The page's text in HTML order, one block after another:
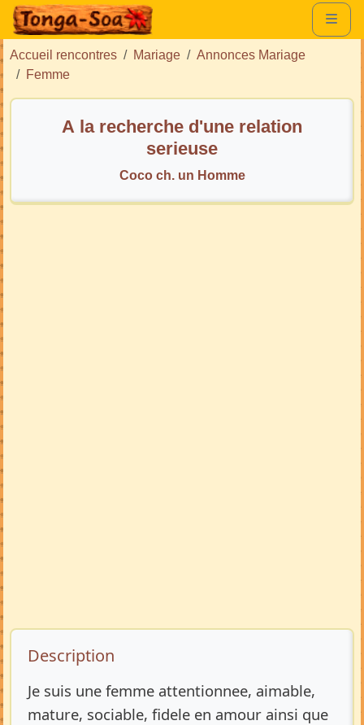
Accueil rencontres Mariage
Annonces Mariage
Femme
A la recherche d'une relation
serieuse
Coco ch. un Homme
Description de l’annonce
Description
Je suis une femme attentionnee, aimable,
mature, sociable, fidele en amour ainsi que